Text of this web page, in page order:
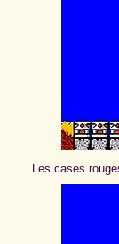
Les cases